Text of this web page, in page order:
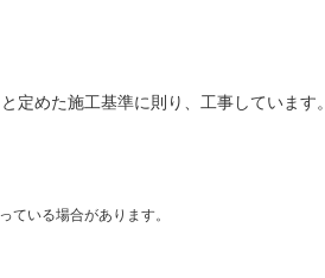
定めた施工基準に則り、工事しています。
いる場合があります。